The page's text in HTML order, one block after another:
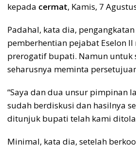
kepada cermat, Kamis, 7
Padahal, kata dia,
pemberhentian pejabat Eselon
prerogatif bupati. Namun untuk
seharusnya meminta
“Saya dan dua unsur pimpinan
sudah berdiskusi dan hasilnya
ditunjuk bupati telah kami
Minimal, kata dia, setelah